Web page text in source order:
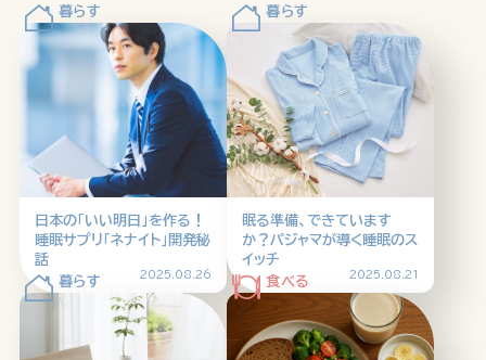
特集記事 連載 アサヒの人 歴史
夏のビール特集2025 ビール
お酒との付き合い方 ウイスキー
大阪・関西万博 浅草特集2025
おでかけ 池波正太郎 浅草 レシピ
みんなで乾杯 アサヒのひと図鑑
特別なおやつ時間 エノテカ ノンアル
スマホ写真
日本の「いい明日」を作る！
睡眠サプリ「ネナイト」開発秘
話
2025.08.26
眠る準備、できています
か？パジャマが導く睡眠のス
イッチ
2025.08.21